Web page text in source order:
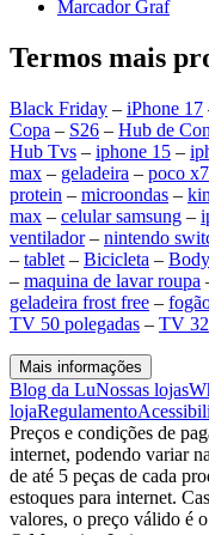
Marcador Graf
Termos mais
Black Friday – iPhone 17
Copa – S26 – Hub de
Hub Tvs – iphone 15 –
max – geladeira – poco
protein – microondas –
max – celular samsung –
ventilador– nintendo
– tablet – Bicicleta –
– maquina de lavar roupa
geladeira frost free –
TV 50 polegadas – TV 32
Mais informações
Blog da LuNossas lojas
lojaRegulamento
Preços e condições de
internet, podendo variar
de até 5 peças de cada
estoques para internet.
valores, o preço válido é